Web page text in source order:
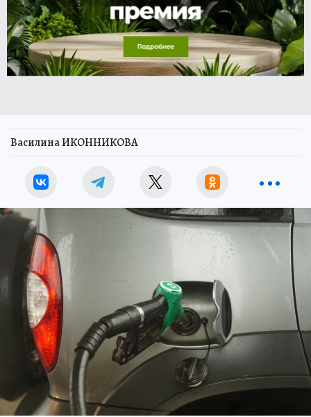
Василина ИКОННИКОВА